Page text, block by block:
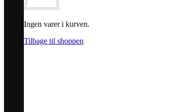
Ingen varer i kurven.
Tilbage til shoppen